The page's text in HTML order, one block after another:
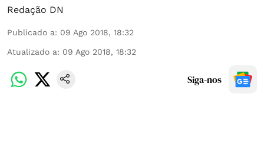
Redação DN
Publicado a: 09 Ago 2018, 18:32
Atualizado a: 09 Ago 2018, 18:32
Siga-nos